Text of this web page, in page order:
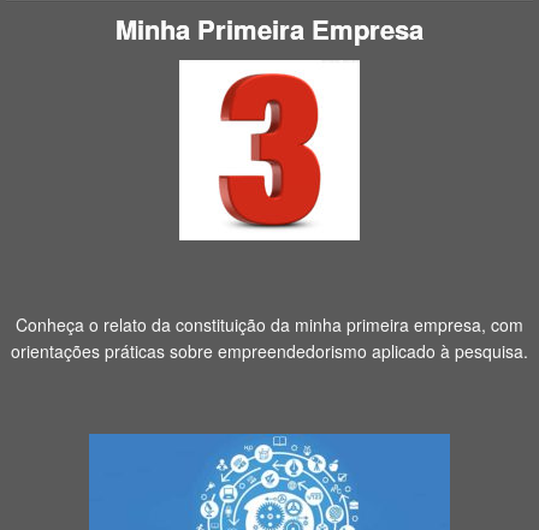
Minha Primeira Empresa
Conheça o relato da constituição da minha primeira empresa, com
orientações práticas sobre empreendedorismo aplicado à pesquisa.